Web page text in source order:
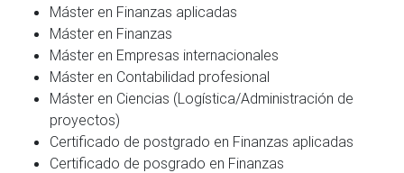
Máster en Finanzas aplicadas
Máster en Finanzas
Máster en Empresas internacionales
Máster en Contabilidad profesional
Máster en Ciencias (Logística/Administración de
proyectos)
Certificado de postgrado en Finanzas aplicadas
Certificado de posgrado en Finanzas